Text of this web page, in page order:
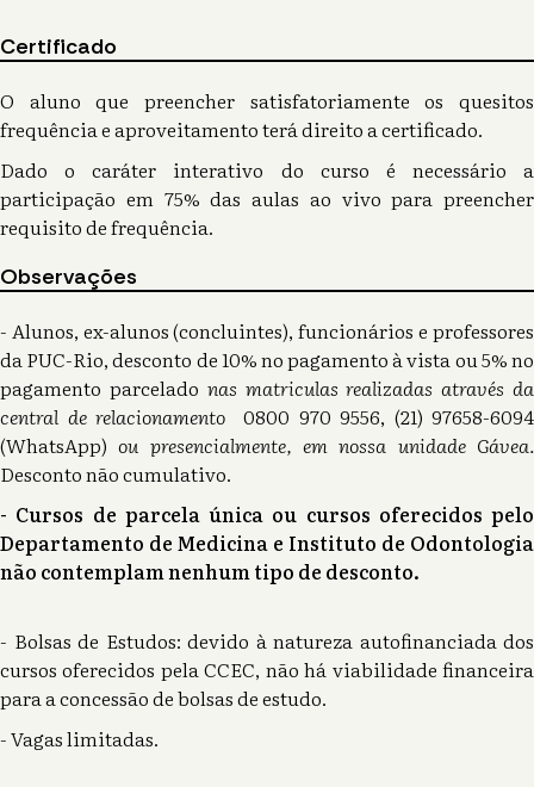
Certificado
O aluno que preencher satisfatoriamente os quesitos
frequência e aproveitamento terá direito a certificado.
Dado o caráter interativo do curso é necessário a
participação em 75% das aulas ao vivo para preencher
requisito de frequência.
Observações
- Alunos, ex-alunos (concluintes), funcionários e professores
da PUC-Rio, desconto de 10% no pagamento à vista ou 5% no
pagamento parcelado nas matriculas realizadas através da
central de relacionamento 0800 970 9556, (21) 97658-6094
(WhatsApp)ou presencialmente, em nossa unidade Gávea.
Desconto não cumulativo.
- Cursos de parcela única ou cursos oferecidos pelo
Departamento de Medicina e Instituto de Odontologia
não contemplam nenhum tipo de desconto.
- Bolsas de Estudos: devido à natureza autofinanciada dos
cursos oferecidos pela CCEC, não há viabilidade financeira
para a concessão de bolsas de estudo.
- Vagas limitadas.